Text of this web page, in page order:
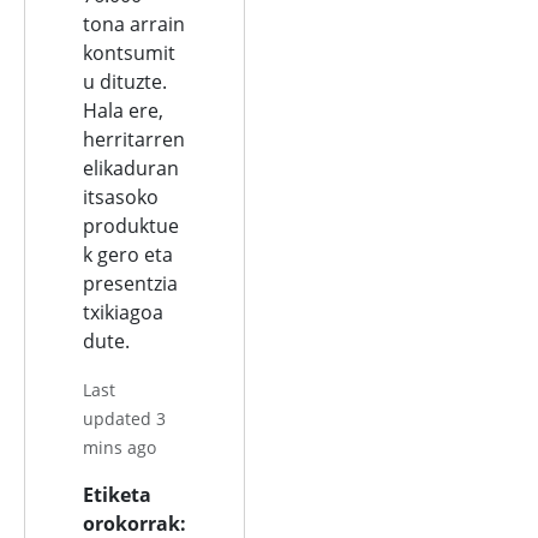
tona arrain
kontsumit
u dituzte.
Hala ere,
herritarren
elikaduran
itsasoko
produktue
k gero eta
presentzia
txikiagoa
dute.
Last
updated 3
mins ago
Etiketa
orokorrak